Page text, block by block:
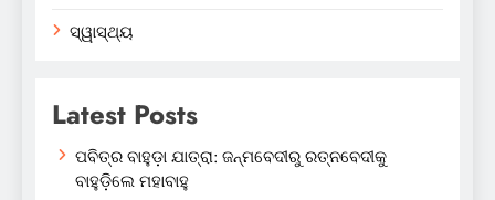
ସ୍ୱାସ୍ଥ୍ୟ
Latest Posts
ପବିତ୍ର ବାହୁଡ଼ା ଯାତ୍ରା: ଜନ୍ମବେଦୀରୁ ରତ୍ନବେଦୀକୁ
ବାହୁଡ଼ିଲେ ମହାବାହୁ